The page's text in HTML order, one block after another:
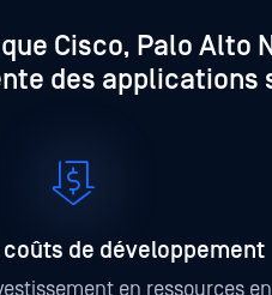
Cisco, Palo Alto
des applications
coûts de développement
en ressources en